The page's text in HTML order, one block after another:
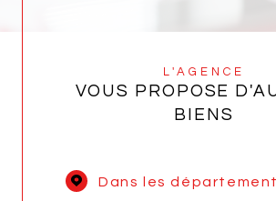
L'AGENCE
VOUS PROPOSE
BIENS
Dans les